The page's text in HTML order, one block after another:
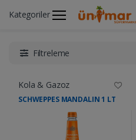
Kategoriler
Ünimar Anasayfa İçecekler
Filtreleme
Kola & Gazoz
SCHWEPPES MANDALIN 1 LT